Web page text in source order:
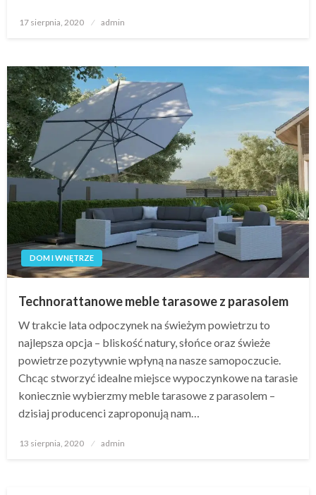
Opublikowane
17 sierpnia, 2020 admin
DOM I WNĘTRZE
Technorattanowe meble tarasowe z parasolem
W trakcie lata odpoczynek na świeżym powietrzu to
najlepsza opcja – bliskość natury, słońce oraz świeże
powietrze pozytywnie wpłyną na nasze samopoczucie.
Chcąc stworzyć idealne miejsce wypoczynkowe na tarasie
koniecznie wybierzmy meble tarasowe z parasolem –
dzisiaj producenci zaproponują nam…
Opublikowane
13 sierpnia, 2020 admin